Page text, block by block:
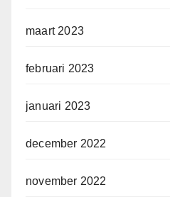
maart 2023
februari 2023
januari 2023
december 2022
november 2022